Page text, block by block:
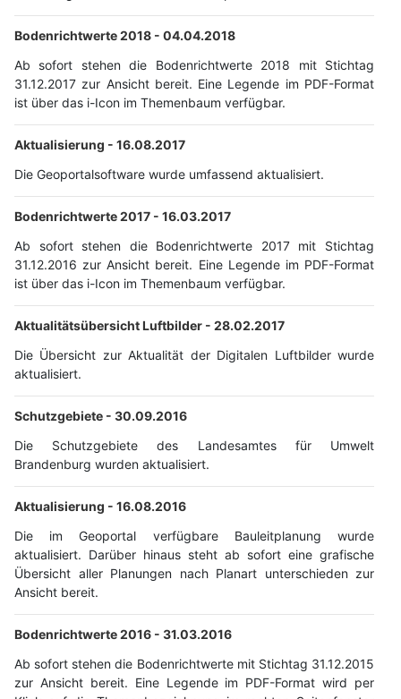
Bodenrichtwerte 2018 - 04.04.2018
Ab sofort stehen die Bodenrichtwerte 2018 mit Stichtag
31.12.2017 zur Ansicht bereit. Eine Legende im PDF-Format
ist über das i-Icon im Themenbaum verfügbar.
Aktualisierung - 16.08.2017
Die Geoportalsoftware wurde umfassend aktualisiert.
Bodenrichtwerte 2017 - 16.03.2017
Ab sofort stehen die Bodenrichtwerte 2017 mit Stichtag
31.12.2016 zur Ansicht bereit. Eine Legende im PDF-Format
ist über das i-Icon im Themenbaum verfügbar.
Aktualitätsübersicht Luftbilder - 28.02.2017
Die Übersicht zur Aktualität der Digitalen Luftbilder wurde
aktualisiert.
Schutzgebiete - 30.09.2016
Die Schutzgebiete des Landesamtes für Umwelt
Brandenburg wurden aktualisiert.
Aktualisierung - 16.08.2016
Die im Geoportal verfügbare Bauleitplanung wurde
aktualisiert. Darüber hinaus steht ab sofort eine grafische
Übersicht aller Planungen nach Planart unterschieden zur
Ansicht bereit.
Bodenrichtwerte 2016 - 31.03.2016
Ab sofort stehen die Bodenrichtwerte mit Stichtag 31.12.2015
zur Ansicht bereit. Eine Legende im PDF-Format wird per